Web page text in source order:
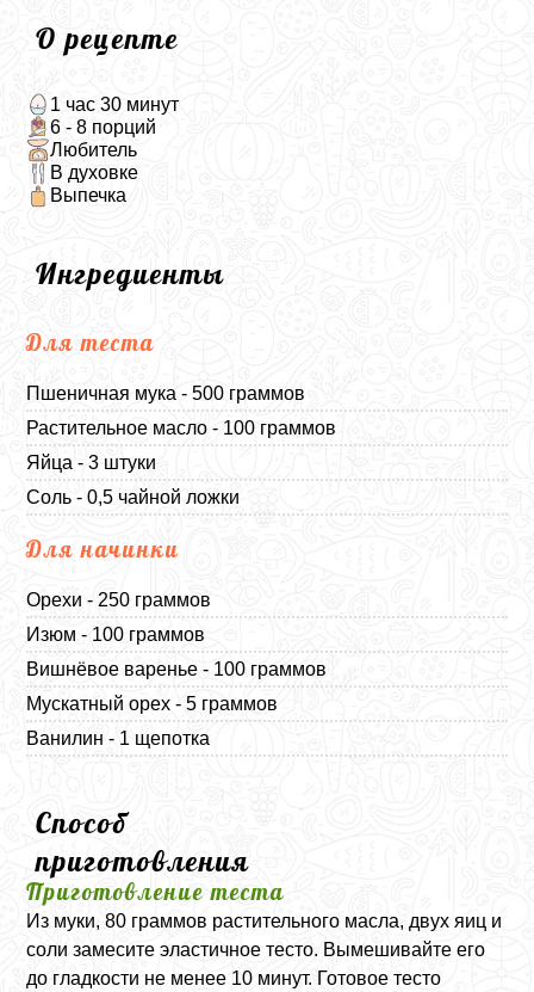
О рецепте
1 час 30 минут
6 - 8 порций
Любитель
В духовке
Выпечка
Ингредиенты
Для теста
Пшеничная мука - 500 граммов
Растительное масло - 100 граммов
Яйца - 3 штуки
Соль - 0,5 чайной ложки
Для начинки
Орехи - 250 граммов
Изюм - 100 граммов
Вишнёвое варенье - 100 граммов
Мускатный орех - 5 граммов
Ванилин - 1 щепотка
Способ
приготовления
Приготовление теста
Из муки, 80 граммов растительного масла, двух яиц и
соли замесите эластичное тесто. Вымешивайте его
до гладкости не менее 10 минут. Готовое тесто